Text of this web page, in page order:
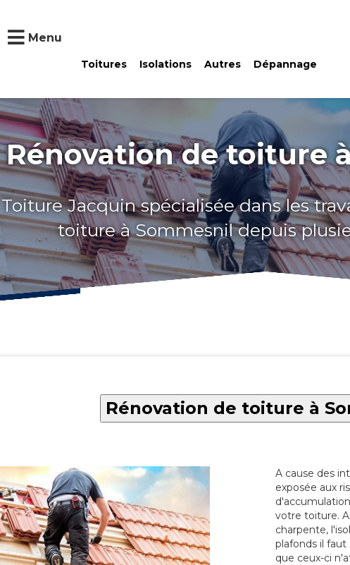
Menu
Toitures Isolations Autres Dépannage
Rénovation de toiture
Toiture Jacquin spécialisée dans les
toiture à Sommesnil depuis
Rénovation de toiture à
A cause des
exposée aux
votre toiture.
charpente,
plafonds il
que ceux-ci